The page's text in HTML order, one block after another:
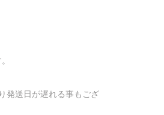
発送日が遅れる事もござ